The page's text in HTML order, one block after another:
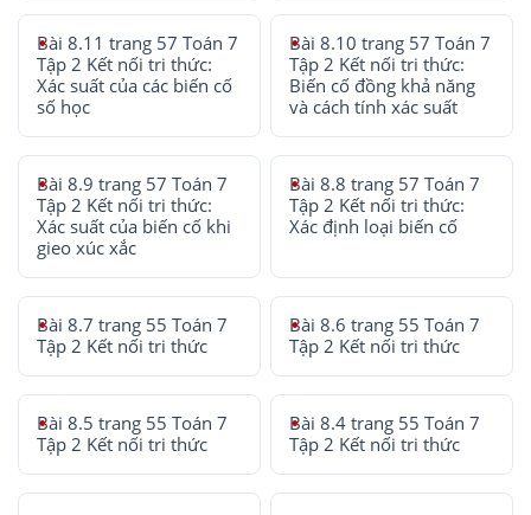
Bài 8.11 trang 57 Toán 7
Tập 2 Kết nối tri thức:
Xác suất của các biến cố
số học
Bài 8.10 trang 57 Toán 7
Tập 2 Kết nối tri thức:
Biến cố đồng khả năng
và cách tính xác suất
Bài 8.9 trang 57 Toán 7
Tập 2 Kết nối tri thức:
Xác suất của biến cố khi
gieo xúc xắc
Bài 8.8 trang 57 Toán 7
Tập 2 Kết nối tri thức:
Xác định loại biến cố
Bài 8.7 trang 55 Toán 7
Tập 2 Kết nối tri thức
Bài 8.6 trang 55 Toán 7
Tập 2 Kết nối tri thức
Bài 8.5 trang 55 Toán 7
Tập 2 Kết nối tri thức
Bài 8.4 trang 55 Toán 7
Tập 2 Kết nối tri thức